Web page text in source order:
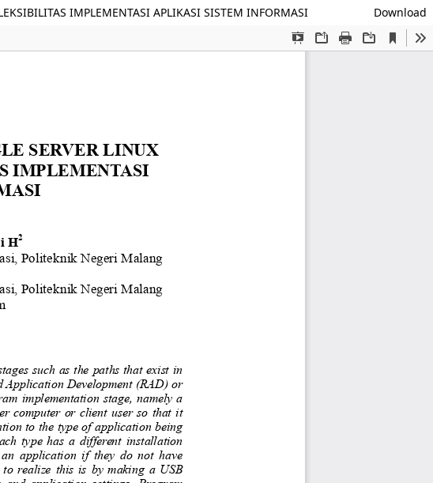
IMPLEMENTASI APLIKASI SISTEM INFORMASI Download